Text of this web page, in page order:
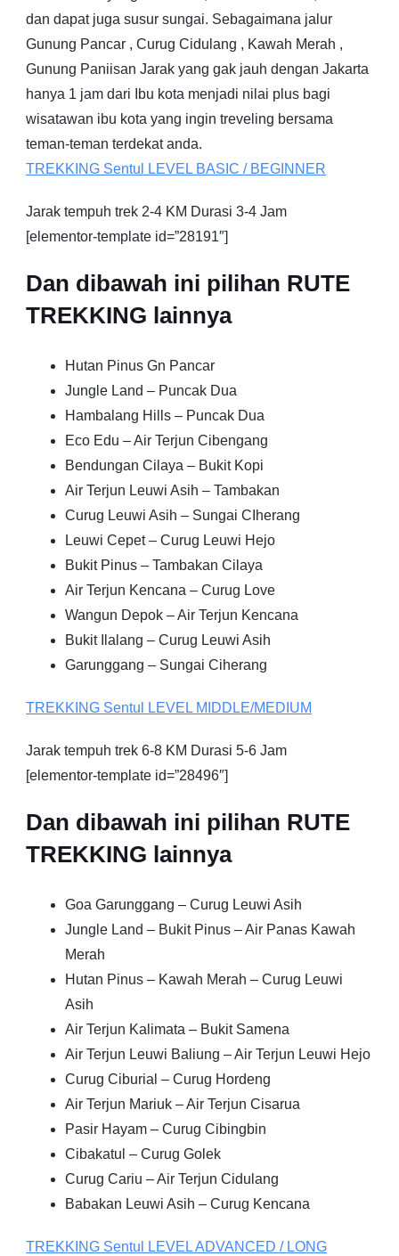
dan dapat juga susur sungai. Sebagaimana jalur
Gunung Pancar , Curug Cidulang , Kawah Merah ,
Gunung Paniisan Jarak yang gak jauh dengan Jakarta
hanya 1 jam dari Ibu kota menjadi nilai plus bagi
wisatawan ibu kota yang ingin treveling bersama
teman-teman terdekat anda.
TREKKING Sentul LEVEL BASIC / BEGINNER
Jarak tempuh trek 2-4 KM Durasi 3-4 Jam
[elementor-template id=”28191″]
Dan dibawah ini pilihan RUTE
TREKKING lainnya
Hutan Pinus Gn Pancar
Jungle Land – Puncak Dua
Hambalang Hills – Puncak Dua
Eco Edu – Air Terjun Cibengang
Bendungan Cilaya – Bukit Kopi
Air Terjun Leuwi Asih – Tambakan
Curug Leuwi Asih – Sungai CIherang
Leuwi Cepet – Curug Leuwi Hejo
Bukit Pinus – Tambakan Cilaya
Air Terjun Kencana – Curug Love
Wangun Depok – Air Terjun Kencana
Bukit Ilalang – Curug Leuwi Asih
Garunggang – Sungai Ciherang
TREKKING Sentul LEVEL MIDDLE/MEDIUM
Jarak tempuh trek 6-8 KM Durasi 5-6 Jam
[elementor-template id=”28496″]
Dan dibawah ini pilihan RUTE
TREKKING lainnya
Goa Garunggang – Curug Leuwi Asih
Jungle Land – Bukit Pinus – Air Panas Kawah
Merah
Hutan Pinus – Kawah Merah – Curug Leuwi
Asih
Air Terjun Kalimata – Bukit Samena
Air Terjun Leuwi Baliung – Air Terjun Leuwi Hejo
Curug Ciburial – Curug Hordeng
Air Terjun Mariuk – Air Terjun Cisarua
Pasir Hayam – Curug Cibingbin
Cibakatul – Curug Golek
Curug Cariu – Air Terjun Cidulang
Babakan Leuwi Asih – Curug Kencana
TREKKING Sentul LEVEL ADVANCED / LONG